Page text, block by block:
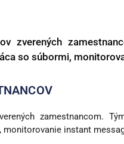
zverených
so súbormi,
zamestnancom.
instant